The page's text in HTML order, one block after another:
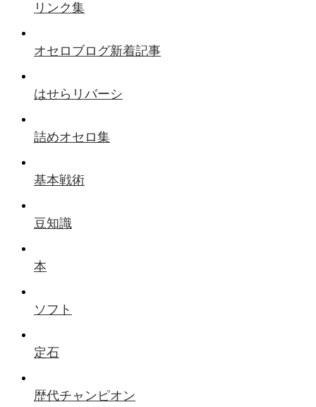
リンク集
オセロブログ新着記事
はせらリバーシ
詰めオセロ集
基本戦術
豆知識
本
ソフト
定石
歴代チャンピオン